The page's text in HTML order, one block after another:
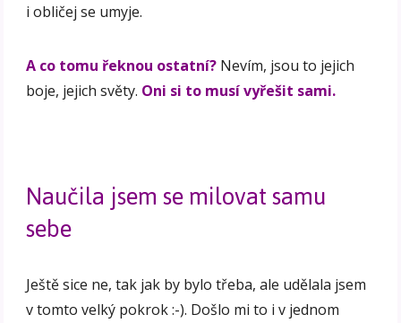
i obličej se umyje.
A co tomu řeknou ostatní? Nevím, jsou to jejich
boje, jejich světy. Oni si to musí vyřešit sami.
Naučila jsem se milovat samu
sebe
Ještě sice ne, tak jak by bylo třeba, ale udělala jsem
v tomto velký pokrok :-). Došlo mi to i v jednom